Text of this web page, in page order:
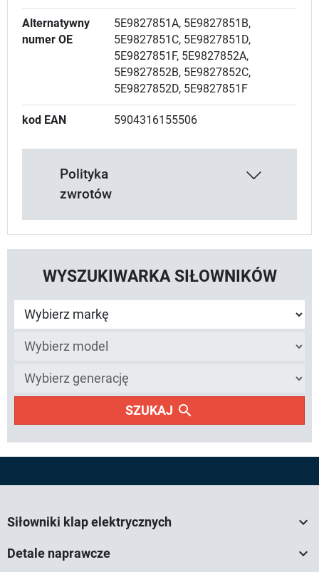
Alternatywny
numer OE
5E9827851A, 5E9827851B,
5E9827851C, 5E9827851D,
5E9827851F, 5E9827852A,
5E9827852B, 5E9827852C,
5E9827852D, 5E9827851F
kod EAN 5904316155506
Polityka
zwrotów
WYSZUKIWARKA SIŁOWNIKÓW
SZUKAJ search
Siłowniki klap elektrycznych 
Detale naprawcze 